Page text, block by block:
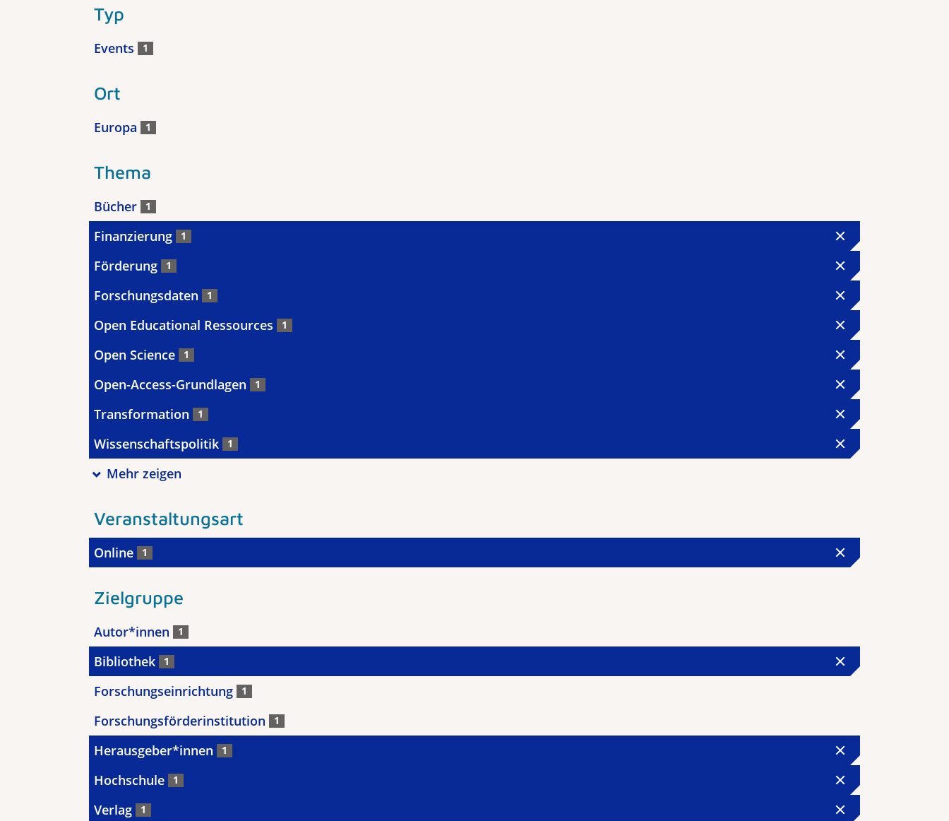
Typ
Events 1
Ort
Europa 1
Thema
Bücher 1
Finanzierung 1
Förderung 1
Forschungsdaten 1
Open Educational Ressources 1
Open Science 1
Open-Access-Grundlagen 1
Transformation 1
Wissenschaftspolitik 1
Mehr zeigen
Veranstaltungsart
Online 1
Zielgruppe
Autor*innen 1
Bibliothek 1
Forschungseinrichtung 1
Forschungsförderinstitution 1
Herausgeber*innen 1
Hochschule 1
Verlag 1